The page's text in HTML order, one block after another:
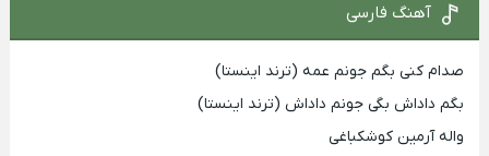
آهنگ فارسی
صدام کنی بگم جونم عمه (ترند اینستا)
بگم داداش بگی جونم داداش (ترند اینستا)
واله آرمین کوشکباغی